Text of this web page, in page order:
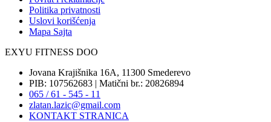
Politika privatnosti
Uslovi korišćenja
Mapa Sajta
EXYU FITNESS DOO
Jovana Krajišnika 16A, 11300 Smederevo
PIB: 107562683 | Matični br.: 20826894
065 / 61 - 545 - 11
zlatan.lazic@gmail.com
KONTAKT STRANICA